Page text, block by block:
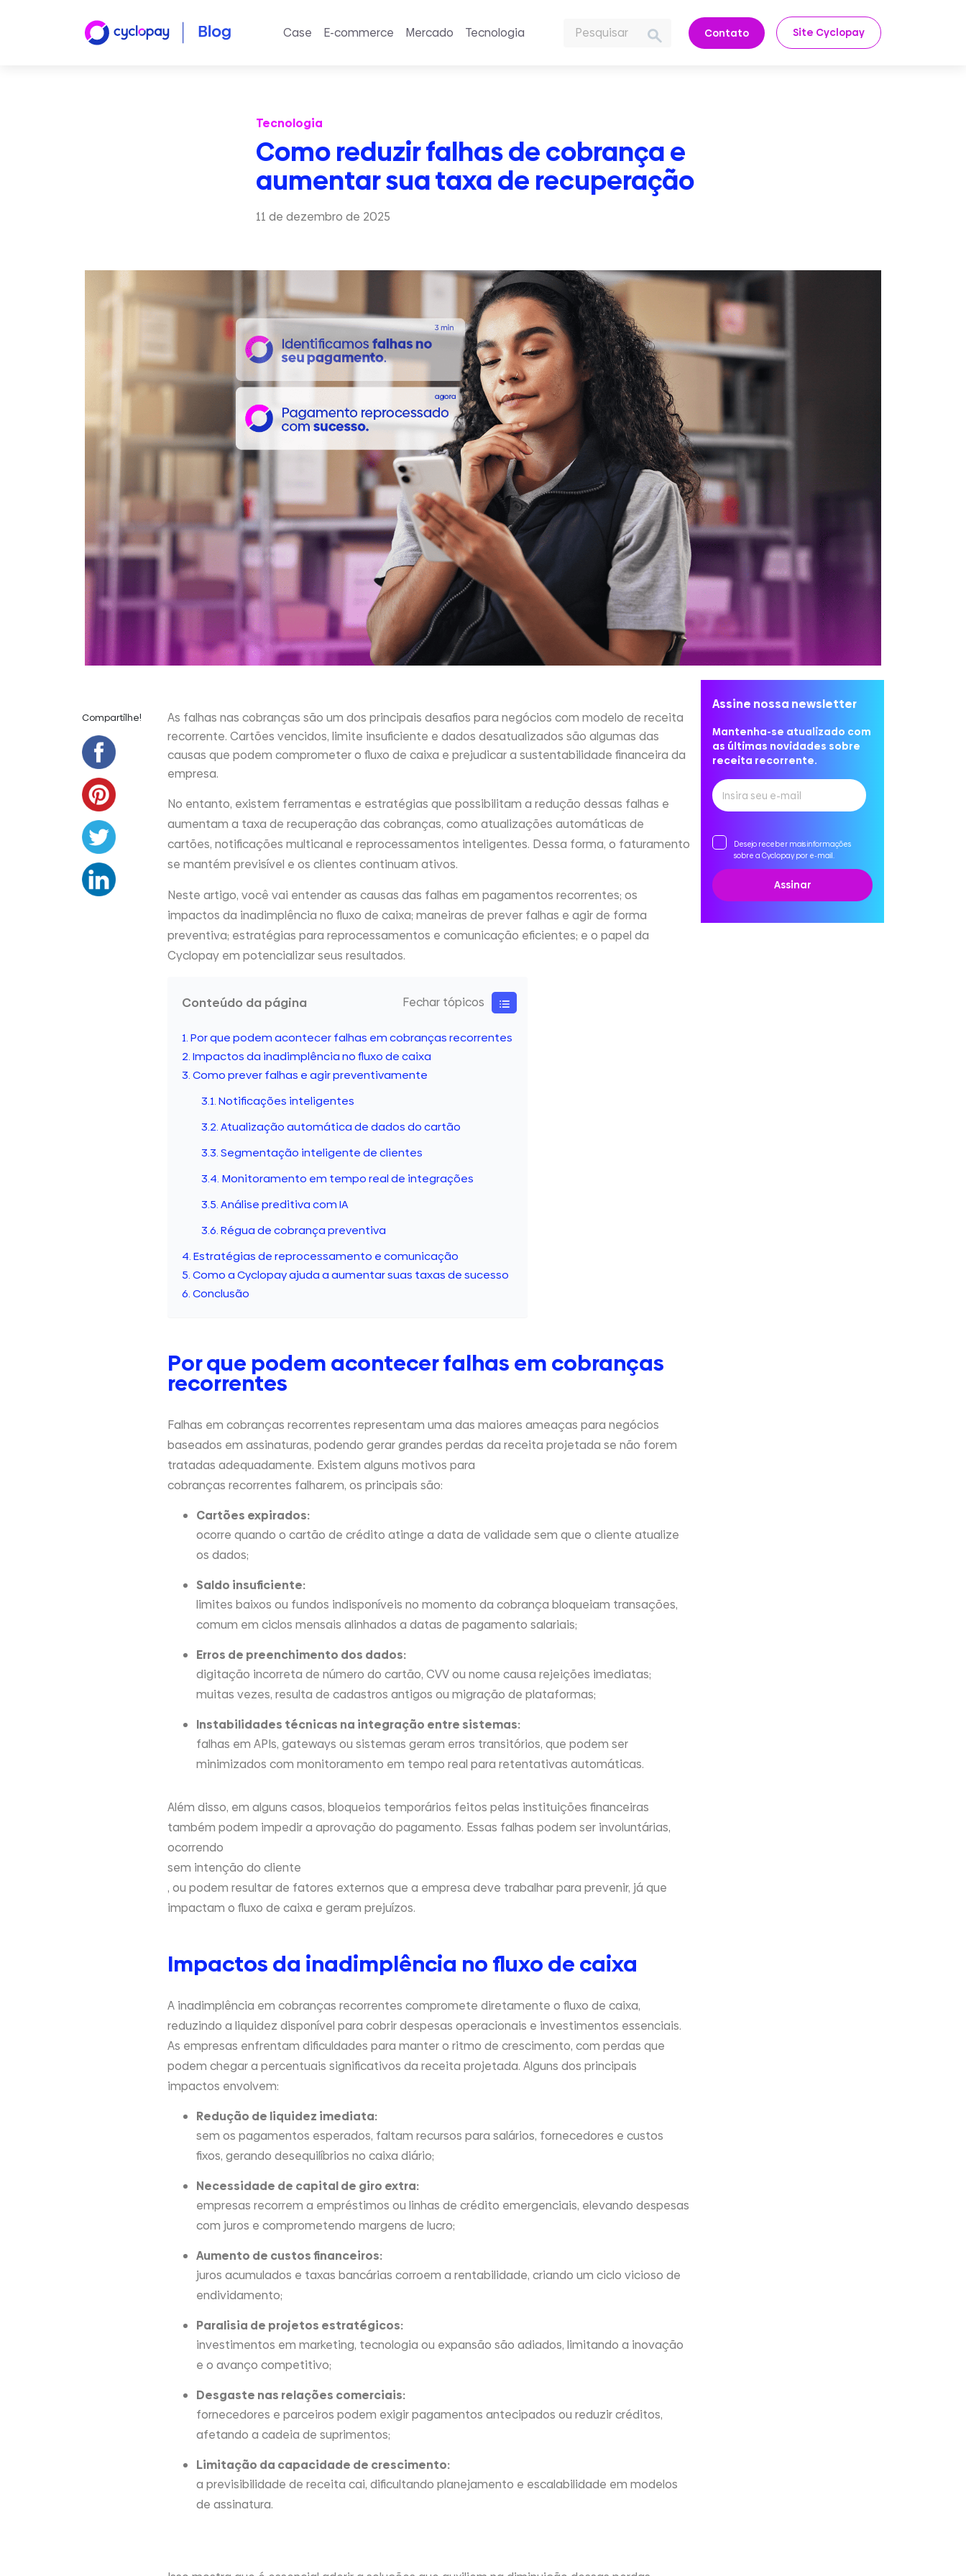
Case E-commerce Mercado Tecnologia Contato Site Cyclopay
Tecnologia
Como reduzir falhas de cobrança e
aumentar sua taxa de recuperação
11 de dezembro de 2025
Compartilhe!
As falhas nas cobranças são um dos principais desafios para negócios com modelo de receita
recorrente. Cartões vencidos, limite insuficiente e dados desatualizados são algumas das
causas que podem comprometer o fluxo de caixa e prejudicar a sustentabilidade financeira da
empresa.
No entanto, existem ferramentas e estratégias que possibilitam a redução dessas falhas e
aumentam a taxa de recuperação das cobranças, como atualizações automáticas de
cartões, notificações multicanal e reprocessamentos inteligentes. Dessa forma, o faturamento
se mantém previsível e os clientes continuam ativos.
Neste artigo, você vai entender as causas das falhas em pagamentos recorrentes; os
impactos da inadimplência no fluxo de caixa; maneiras de prever falhas e agir de forma
preventiva; estratégias para reprocessamentos e comunicação eficientes; e o papel da
Cyclopay em potencializar seus resultados.
Conteúdo da página
Por que podem acontecer falhas em cobranças recorrentes
Impactos da inadimplência no fluxo de caixa
Como prever falhas e agir preventivamente
Notificações inteligentes
Atualização automática de dados do cartão
Segmentação inteligente de clientes
Monitoramento em tempo real de integrações
Análise preditiva com IA
Régua de cobrança preventiva
Estratégias de reprocessamento e comunicação
Como a Cyclopay ajuda a aumentar suas taxas de sucesso
Conclusão
Por que podem acontecer falhas em cobranças
recorrentes
Falhas em cobranças recorrentes representam uma das maiores ameaças para negócios
baseados em assinaturas, podendo gerar grandes perdas da receita projetada se não forem
tratadas adequadamente. Existem alguns motivos para
cobranças recorrentes falharem, os principais são:
Cartões expirados:
ocorre quando o cartão de crédito atinge a data de validade sem que o cliente atualize
os dados;
Saldo insuficiente:
limites baixos ou fundos indisponíveis no momento da cobrança bloqueiam transações,
comum em ciclos mensais alinhados a datas de pagamento salariais;
Erros de preenchimento dos dados:
digitação incorreta de número do cartão, CVV ou nome causa rejeições imediatas;
muitas vezes, resulta de cadastros antigos ou migração de plataformas;
Instabilidades técnicas na integração entre sistemas:
falhas em APIs, gateways ou sistemas geram erros transitórios, que podem ser
minimizados com monitoramento em tempo real para retentativas automáticas.​
Além disso, em alguns casos, bloqueios temporários feitos pelas instituições financeiras
também podem impedir a aprovação do pagamento. Essas falhas podem ser involuntárias,
ocorrendo
sem intenção do cliente
, ou podem resultar de fatores externos que a empresa deve trabalhar para prevenir, já que
impactam o fluxo de caixa e geram prejuízos.
Impactos da inadimplência no fluxo de caixa
A inadimplência em cobranças recorrentes compromete diretamente o fluxo de caixa,
reduzindo a liquidez disponível para cobrir despesas operacionais e investimentos essenciais.
As empresas enfrentam dificuldades para manter o ritmo de crescimento, com perdas que
podem chegar a percentuais significativos da receita projetada. Alguns dos principais
impactos envolvem:
Redução de liquidez imediata:
sem os pagamentos esperados, faltam recursos para salários, fornecedores e custos
fixos, gerando desequilíbrios no caixa diário;
Necessidade de capital de giro extra:
empresas recorrem a empréstimos ou linhas de crédito emergenciais, elevando despesas
com juros e comprometendo margens de lucro;​
Aumento de custos financeiros:
juros acumulados e taxas bancárias corroem a rentabilidade, criando um ciclo vicioso de
endividamento;
Paralisia de projetos estratégicos:
investimentos em marketing, tecnologia ou expansão são adiados, limitando a inovação
e o avanço competitivo;
Desgaste nas relações comerciais:
fornecedores e parceiros podem exigir pagamentos antecipados ou reduzir créditos,
afetando a cadeia de suprimentos;​
Limitação da capacidade de crescimento:
a previsibilidade de receita cai, dificultando planejamento e escalabilidade em modelos
de assinatura.
Assine nossa newsletter
Mantenha-se atualizado com
as últimas novidades sobre
receita recorrente.
Desejo receber mais informações
sobre a Cyclopay por e-mail.